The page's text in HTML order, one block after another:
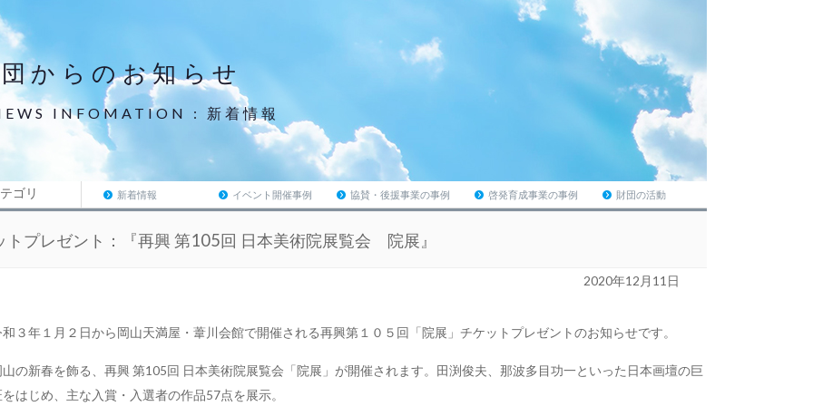
からのお知らせ
INFOMATION : 新着情報
ゴリ 新着情報 イベント開催事例 協賛・後援事業の事例 啓発育成事業の事例 財団の活動
トプレゼント：『再興 第105回 日本美術院展覧会 院展』
2020年12月11日
和３年１月２日から岡山天満屋・葦川会館で開催される再興第１０５回「院展」チケットプレゼントのお知らせです。
山の新春を飾る、再興 第105回 日本美術院展覧会「院展」が開催されます。田渕俊夫、那波多目功一といった日本画壇の巨
をはじめ、主な入賞・入選者の作品57点を展示。